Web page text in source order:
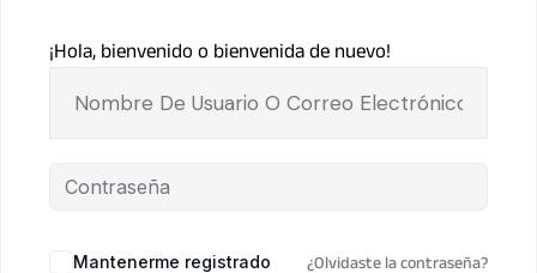
¡Hola, bienvenido o bienvenida de nuevo!
Mantenerme registrado ¿Olvidaste la contraseña?